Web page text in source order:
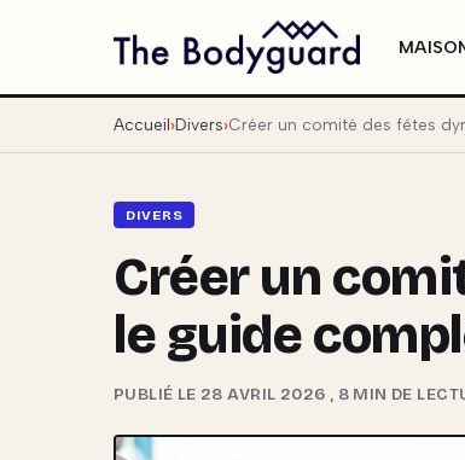
Accueil Divers Créer un comité des fêtes
DIVERS
Créer un
le guide
PUBLIÉ LE 28 AVRIL 2026 , 8 MIN DE